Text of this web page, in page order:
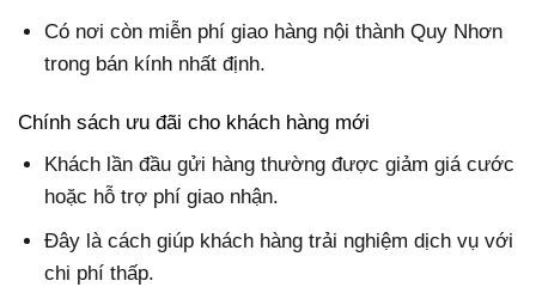
Có nơi còn miễn phí giao hàng nội thành Quy Nhơn
trong bán kính nhất định.
Chính sách ưu đãi cho khách hàng mới
Khách lần đầu gửi hàng thường được giảm giá cước
hoặc hỗ trợ phí giao nhận.
Đây là cách giúp khách hàng trải nghiệm dịch vụ với
chi phí thấp.